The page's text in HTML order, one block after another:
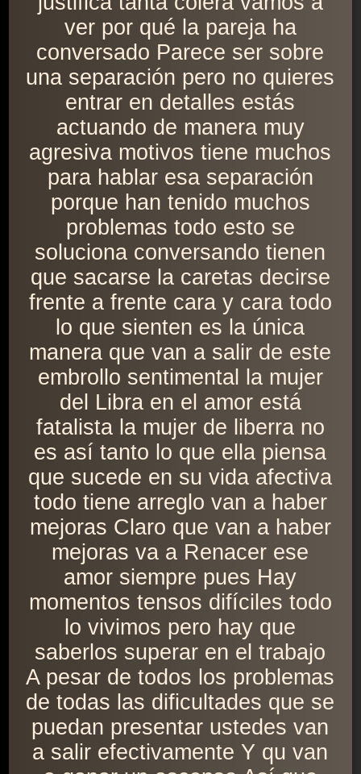
ver por qué la pareja ha
conversado Parece ser sobre
una separación pero no quieres
entrar en detalles estás
actuando de manera muy
agresiva motivos tiene muchos
para hablar esa separación
porque han tenido muchos
problemas todo esto se
soluciona conversando tienen
que sacarse la caretas decirse
frente a frente cara y cara todo
lo que sienten es la única
manera que van a salir de este
embrollo sentimental la mujer
del Libra en el amor está
fatalista la mujer de liberra no
es así tanto lo que ella piensa
que sucede en su vida afectiva
todo tiene arreglo van a haber
mejoras Claro que van a haber
mejoras va a Renacer ese
amor siempre pues Hay
momentos tensos difíciles todo
lo vivimos pero hay que
saberlos superar en el trabajo
A pesar de todos los problemas
de todas las dificultades que se
puedan presentar ustedes van
a salir efectivamente Y qu van